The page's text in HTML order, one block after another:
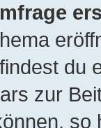
du
zur